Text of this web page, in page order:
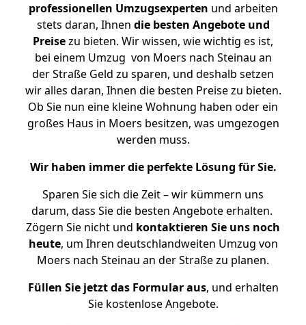
professionellen Umzugsexperten und arbeiten
stets daran, Ihnen die besten Angebote und
Preisezu bieten. Wir wissen, wie wichtig es ist,
bei einem Umzug von Moers nach Steinau an
der Straße Geld zu sparen, und deshalb setzen
wir alles daran, Ihnen die besten Preise zu bieten.
Ob Sie nun eine kleine Wohnung haben oder ein
großes Haus in Moers besitzen, was umgezogen
werden muss.
Wir haben immer die perfekte Lösung für Sie.
Sparen Sie sich die Zeit – wir kümmern uns
darum, dass Sie die besten Angebote erhalten.
Zögern Sie nicht und kontaktieren Sie uns noch
heute, um Ihren deutschlandweiten Umzug von
Moers nach Steinau an der Straße zu planen.
Füllen Sie jetzt das Formular aus, und erhalten
Sie kostenlose Angebote.